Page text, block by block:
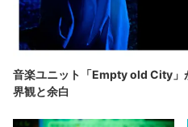
音楽ユニット「Empty old City」
界観と余白